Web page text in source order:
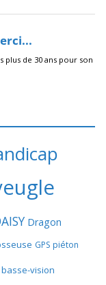
Dragon
GPS piéton
vision